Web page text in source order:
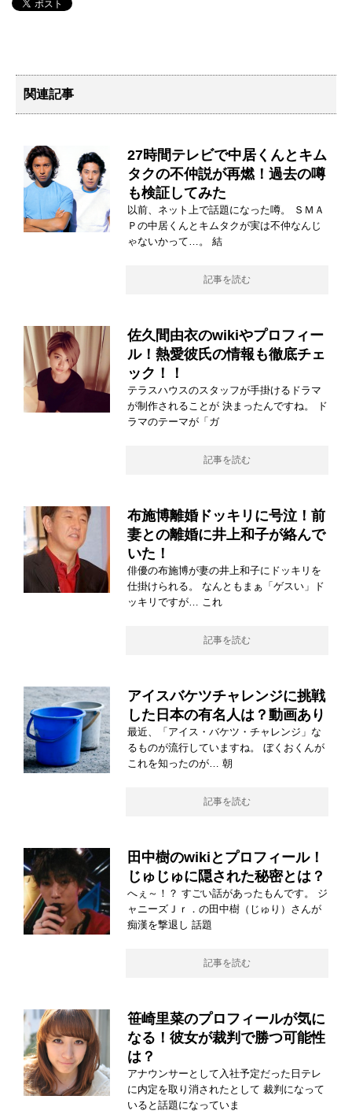
関連記事
27時間テレビで中居くんとキム
タクの不仲説が再燃！過去の噂
も検証してみた
以前、ネット上で話題になった噂。 ＳＭＡ
Ｐの中居くんとキムタクが実は不仲なんじ
ゃないかって…。 結
記事を読む
佐久間由衣のwikiやプロフィー
ル！熱愛彼氏の情報も徹底チェ
ック！！
テラスハウスのスタッフが手掛けるドラマ
が制作されることが 決まったんですね。 ド
ラマのテーマが「ガ
記事を読む
布施博離婚ドッキリに号泣！前
妻との離婚に井上和子が絡んで
いた！
俳優の布施博が妻の井上和子にドッキリを
仕掛けられる。 なんともまぁ「ゲスい」ド
ッキリですが… これ
記事を読む
アイスバケツチャレンジに挑戦
した日本の有名人は？動画あり
最近、「アイス・バケツ・チャレンジ」な
るものが流行していますね。 ぼくおくんが
これを知ったのが… 朝
記事を読む
田中樹のwikiとプロフィール！
じゅじゅに隠された秘密とは？
へぇ～！？ すごい話があったもんです。 ジ
ャニーズＪｒ．の田中樹（じゅり）さんが
痴漢を撃退し 話題
記事を読む
笹崎里菜のプロフィールが気に
なる！彼女が裁判で勝つ可能性
は？
アナウンサーとして入社予定だった日テレ
に内定を取り消されたとして 裁判になって
いると話題になっていま